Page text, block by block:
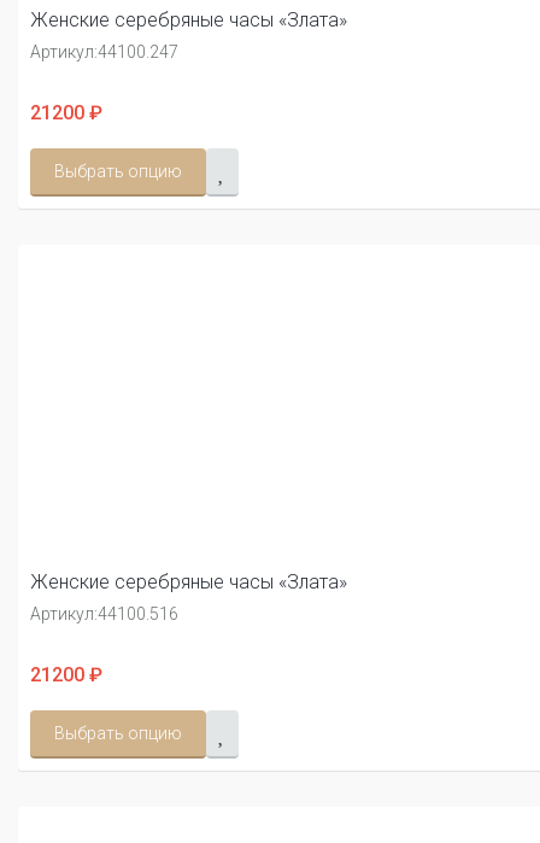
Женские серебряные часы «Злата»
Артикул:44100.247
21200 ₽
Выбрать опцию
Женские серебряные часы «Злата»
Артикул:44100.516
21200 ₽
Выбрать опцию